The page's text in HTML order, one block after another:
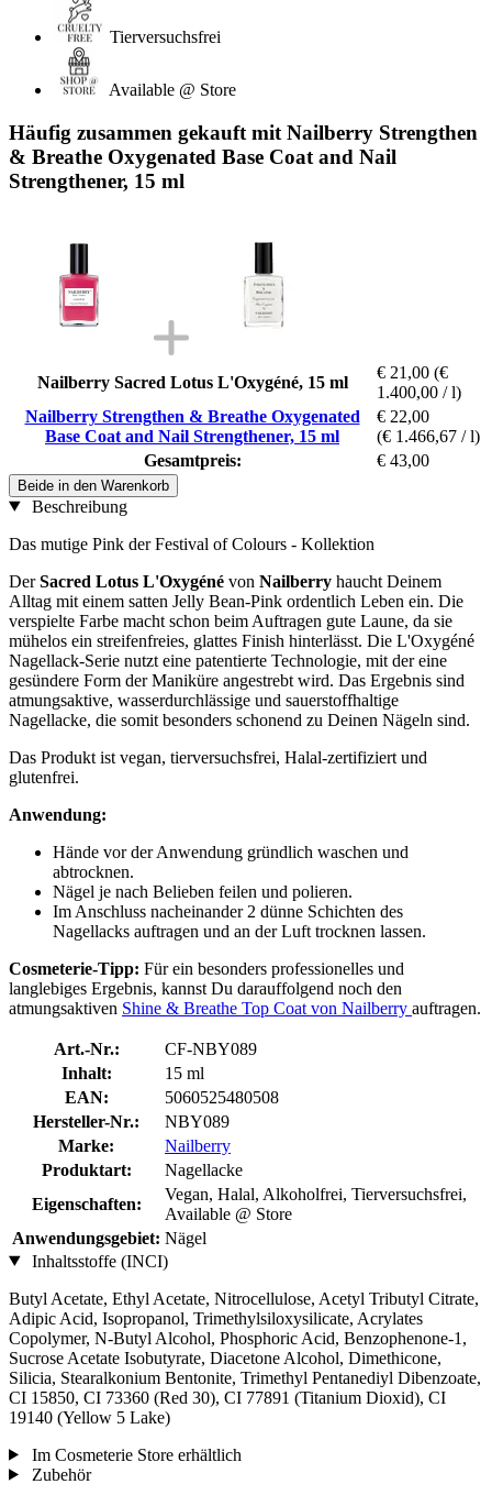
Tierversuchsfrei
Available @ Store
Häufig zusammen gekauft mit Nailberry Strengthen
& Breathe Oxygenated Base Coat and Nail
Strengthener, 15 ml
Nailberry Sacred Lotus L'Oxygéné, 15 ml
€ 21,00 (€
1.400,00 / l)
Nailberry Strengthen & Breathe Oxygenated
Base Coat and Nail Strengthener, 15 ml
€ 22,00
(€ 1.466,67 / l)
Gesamtpreis:
€ 43,00
Beide in den Warenkorb
Beschreibung
Das mutige Pink der Festival of Colours - Kollektion
DerSacred Lotus L'Oxygéné von Nailberry haucht Deinem
Alltag mit einem satten Jelly Bean-Pink ordentlich Leben ein. Die
verspielte Farbe macht schon beim Auftragen gute Laune, da sie
mühelos ein streifenfreies, glattes Finish hinterlässt. Die L'Oxygéné
Nagellack-Serie nutzt eine patentierte Technologie, mit der eine
gesündere Form der Maniküre angestrebt wird. Das Ergebnis sind
atmungsaktive, wasserdurchlässige und sauerstoffhaltige
Nagellacke, die somit besonders schonend zu Deinen Nägeln sind.
Das Produkt ist vegan, tierversuchsfrei, Halal-zertifiziert und
glutenfrei.
Anwendung:
Hände vor der Anwendung gründlich waschen und
abtrocknen.
Nägel je nach Belieben feilen und polieren.
Im Anschluss nacheinander 2 dünne Schichten des
Nagellacks auftragen und an der Luft trocknen lassen.
Cosmeterie-Tipp: Für ein besonders professionelles und
langlebiges Ergebnis, kannst Du darauffolgend noch den
atmungsaktiven Shine & Breathe Top Coat von Nailberry auftragen.
Art.-Nr.:
CF-NBY089
Inhalt:
15 ml
EAN:
5060525480508
Hersteller-Nr.:
NBY089
Marke:
Nailberry
Produktart:
Nagellacke
Eigenschaften:
Vegan, Halal, Alkoholfrei, Tierversuchsfrei,
Available @ Store
Anwendungsgebiet: Nägel
Inhaltsstoffe (INCI)
Butyl Acetate, Ethyl Acetate, Nitrocellulose, Acetyl Tributyl Citrate,
Adipic Acid, Isopropanol, Trimethylsiloxysilicate, Acrylates
Copolymer, N-Butyl Alcohol, Phosphoric Acid, Benzophenone-1,
Sucrose Acetate Isobutyrate, Diacetone Alcohol, Dimethicone,
Silicia, Stearalkonium Bentonite, Trimethyl Pentanediyl Dibenzoate,
CI 15850, CI 73360 (Red 30), CI 77891 (Titanium Dioxid), CI
19140 (Yellow 5 Lake)
Im Cosmeterie Store erhältlich
Zubehör